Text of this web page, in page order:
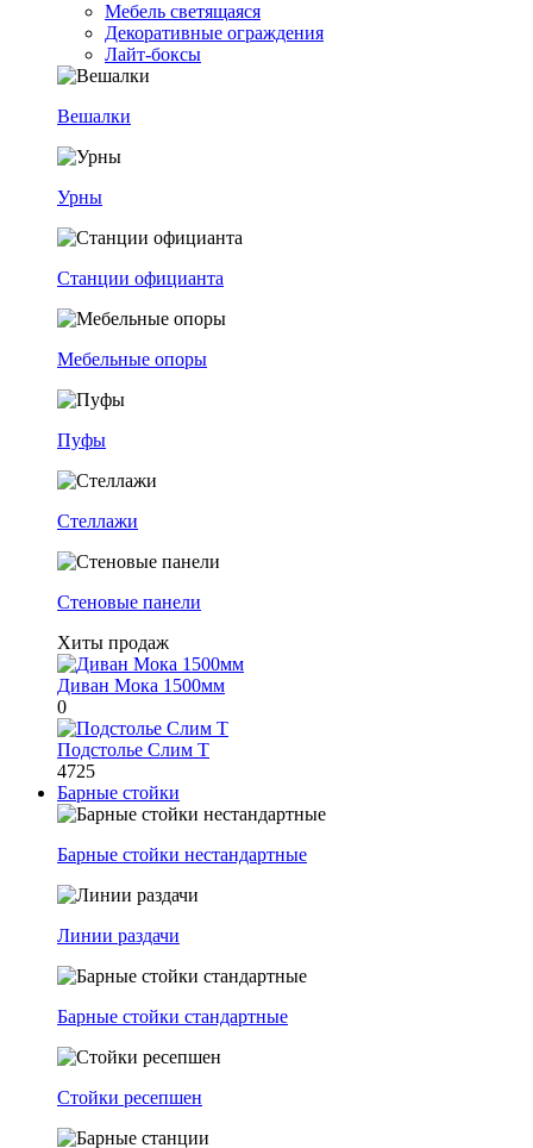
Мебель светящаяся
Декоративные ограждения
Лайт-боксы
Вешалки
Урны
Станции официанта
Мебельные опоры
Пуфы
Стеллажи
Стеновые панели
Хиты продаж
Диван Мока 1500мм
0
Подстолье Слим Т
4725
Барные стойки
Барные стойки нестандартные
Линии раздачи
Барные стойки стандартные
Стойки ресепшен